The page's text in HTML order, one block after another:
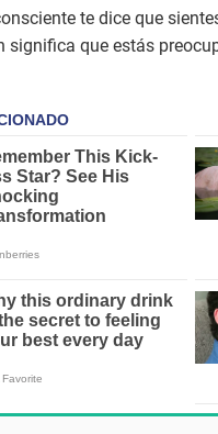
te dice que
significa que estás